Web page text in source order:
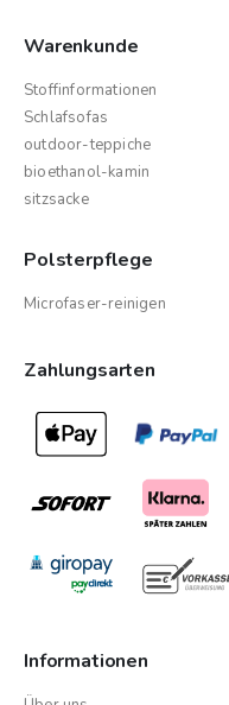
Warenkunde
Stoffinformationen
Schlafsofas
outdoor-teppiche
bioethanol-kamin
sitzsacke
Polsterpflege
Microfaser-reinigen
Zahlungsarten
Informationen